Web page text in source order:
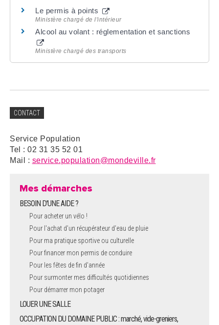
Le permis à points
Ministère chargé de l'intérieur
Alcool au volant : réglementation et sanctions
Ministère chargé des transports
CONTACT
Service Population
Tel : 02 31 35 52 01
Mail : service.population@mondeville.fr
Mes démarches
BESOIN D'UNE AIDE ?
Pour acheter un vélo !
Pour l'achat d’un récupérateur d’eau de pluie
Pour ma pratique sportive ou culturelle
Pour financer mon permis de conduire
Pour les fêtes de fin d'année
Pour surmonter mes difficultés quotidiennes
Pour démarrer mon potager
LOUER UNE SALLE
OCCUPATION DU DOMAINE PUBLIC : marché, vide-greniers,